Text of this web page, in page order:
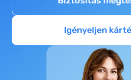
Igényeljen